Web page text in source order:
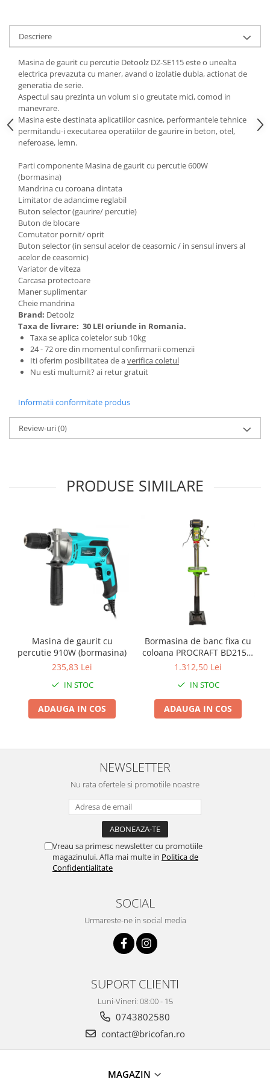
Incubatoare, oparitoare si
deplumatoare
Echipamente pentru animale
Aparate de tuns animale
Piese si accesorii aparate de tuns
animale
Tarcuri animale
Semanatori
Roabe & accesorii
Casute gradina si cutii depozitare
Mobilier gradina
Corturi, Prelate si plase de
umbrire
Lopeti zapada
Zdrobitoare si teascuri
Teascuri
Zdrobitoare electrice
Zdrobitoare electrice & manuale
Zdrobitoare manuale
Masini de cusut si accesorii
Sere si solarii
Suflante si aspiratoare exterior
Unelte altoit
Folie si plase pt plante
Masini batut stalpi
Pentru Casa si Camping
Aragaze, plite, piese butelii de
Accesorii aragaze & butelii
Pirostrii si accesorii pentru gatit
Plite & aragaze
Iluminat & electrice
Lumina de crestere pentru plante
Proiectoare & lampi de lucru
Cantarire
Cantare comerciale
Aparate de spalat cu presiune si
Accesorii aparatele de spalat cu
Descriere
Masina de gaurit cu percutie Detoolz DZ-SE115 este o unealta
electrica prevazuta cu maner, avand o izolatie dubla, actionat de
generatia de serie.
Aspectul sau prezinta un volum si o greutate mici, comod in
manevrare.
Masina este destinata aplicatiilor casnice, performantele tehnice
permitandu-i executarea operatiilor de gaurire in beton, otel,
neferoase, lemn.
Parti componente Masina de gaurit cu percutie 600W
(bormasina)
Mandrina cu coroana dintata
Limitator de adancime reglabil
Buton selector (gaurire/ percutie)
Buton de blocare
Comutator pornit/ oprit
Buton selector (in sensul acelor de ceasornic / in sensul invers al
acelor de ceasornic)
Variator de viteza
Carcasa protectoare
Maner suplimentar
Cheie mandrina
Brand: Detoolz
Taxa de livrare: 30 LEI oriunde in Romania.
Taxa se aplica coletelor sub 10kg
24 - 72 ore din momentul confirmarii comenzii
Iti oferim posibilitatea de averifica coletul
Nu esti multumit? ai retur gratuit
Informatii conformitate produs
Review-uri(0)
PRODUSE SIMILARE
Masina de gaurit cu
percutie 910W (bormasina)
235,83 Lei
IN STOC
ADAUGA IN COS
Bormasina de banc fixa cu
coloana PROCRAFT BD2150,
750 W, 180-2770 rot/min
1.312,50 Lei
IN STOC
ADAUGA IN COS
NEWSLETTER
Nu rata ofertele si promotiile noastre
Vreau sa primesc newsletter cu promotiile
magazinului. Afla mai multe in Politica de
Confidentialitate
SOCIAL
Urmareste-ne in social media
SUPORT CLIENTI
Luni-Vineri: 08:00 - 15
0743802580
contact@bricofan.ro
MAGAZIN